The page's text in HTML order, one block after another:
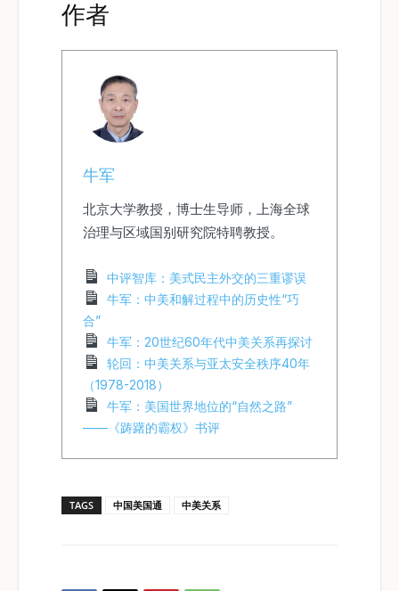
作者
牛军
北京大学教授，博士生导师，上海全球
治理与区域国别研究院特聘教授。
中评智库：美式民主外交的三重谬误
牛军：中美和解过程中的历史性“巧
合”
牛军：20世纪60年代中美关系再探讨
轮回：中美关系与亚太安全秩序40年
（1978-2018）
牛军：美国世界地位的“自然之路”
——《踌躇的霸权》书评
TAGS 中国美国通 中美关系